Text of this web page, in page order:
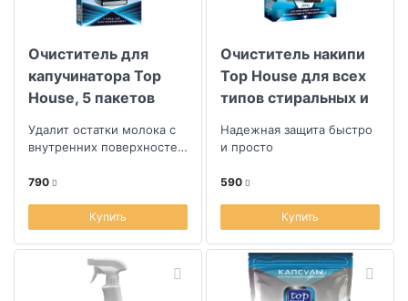
Очиститель для
капучинатора Top
House, 5 пакетов
Удалит остатки молока с
внутренних поверхностей
автоматов
790
Купить
Очиститель накипи
Top House для всех
типов стиральных и
машин, 200г
Надежная защита быстро
и просто
590
Купить